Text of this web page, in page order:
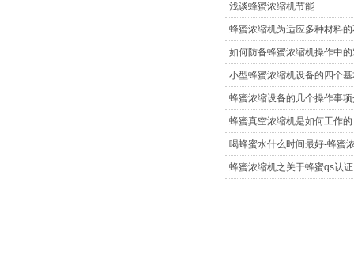
浅谈蜂蜜浓缩机节能
蜂蜜浓缩机为适应多种材料
如何防备蜂蜜浓缩机操作中
小型蜂蜜浓缩机设备的四个
蜂蜜浓缩设备的几个操作事
蜂蜜真空浓缩机是如何工作的
喝蜂蜜水什么时间最好-蜂蜜
蜂蜜浓缩机之关于蜂蜜qs认证